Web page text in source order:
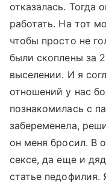
отказалась. Тогда
работать. На тот
чтобы просто не
были скоплены за
выселении. И я
отношений у нас
познакомилась с
забеременела,
он меня бросил. В
сексе, да еще и
статье педофилия.